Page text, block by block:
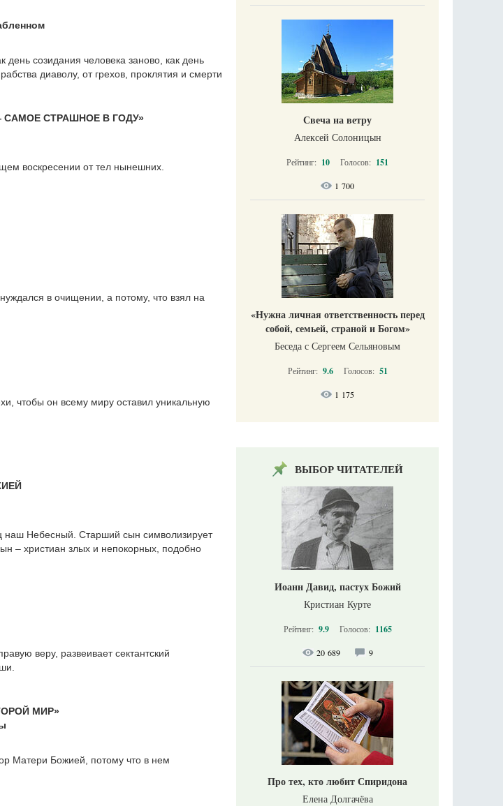
созидания человека заново, как день
диаволу, от грехов, проклятия и смерти
СТРАШНОЕ В ГОДУ»
воскресении от тел нынешних.
в очищении, а потому, что взял на
чтобы он всему миру оставил уникальную
наш Небесный. Старший сын символизирует
– христиан злых и непокорных, подобно
веру, развеивает сектантский
МИР»
Матери Божией, потому что в нем
Свеча на ветру
Алексей Солоницын
Рейтинг: 10 Голосов: 151
1 700
«Нужна личная ответственность перед
собой, семьей, страной и Богом»
Беседа с Сергеем Сельяновым
Рейтинг: 9.6 Голосов: 51
1 175
ВЫБОР ЧИТАТЕЛЕЙ
Иоанн Давид, пастух Божий
Кристиан Курте
Рейтинг: 9.9 Голосов: 1165
20 689 9
Про тех, кто любит Спиридона
Елена Долгачёва